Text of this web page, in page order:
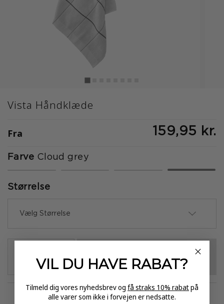
Vista Håndklæde
Fra 159,95 kr.
Farve Cloud grey
valgte
Størrelse
Vælg Størrelse
+ VÆLG VARIANT
VIL DU HAVE RABAT?
Tilmeld dig vores nyhedsbrev og få straks 10% rabatpå
alle varer som ikke i forvejen er nedsatte.